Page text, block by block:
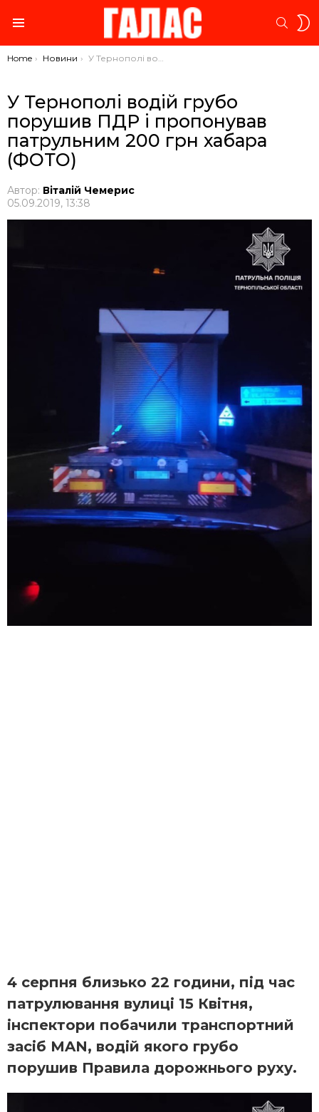
You are here:
Home Новини У Тернополі водій грубо порушив ПДР і пропонував патрульним 200 грн хабара (ФОТО)
У Тернополі водій грубо
порушив ПДР і пропонував
патрульним 200 грн хабара
(ФОТО)
Автор: Віталій Чемерис
05.09.2019, 13:38
4 серпня близько 22 години, під час
патрулювання вулиці 15 Квітня,
інспектори побачили транспортний
засіб MAN, водій якого грубо
порушив Правила дорожнього руху.